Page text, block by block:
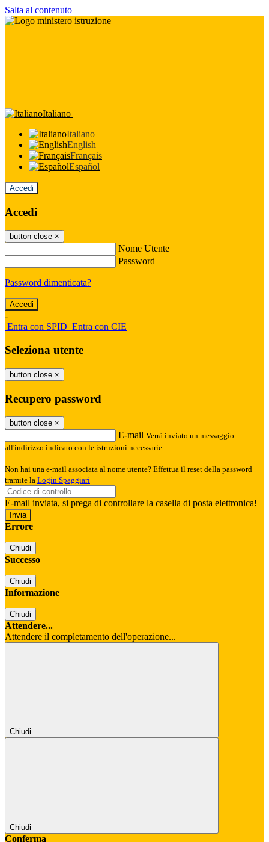
Salta al contenuto
Italiano
Italiano
English
Français
Español
Accedi
Accedi
button close ×
Nome Utente
Password
Password dimenticata?
-
Entra con SPID Entra con CIE
Seleziona utente
button close ×
Recupero password
button close ×
E-mail Verrà inviato un messaggio
all'indirizzo indicato con le istruzioni necessarie.
Non hai una e-mail associata al nome utente? Effettua il reset della password
tramite la Login Spaggiari
E-mail inviata, si prega di controllare la casella di posta elettronica!
Errore
Chiudi
Successo
Chiudi
Informazione
Chiudi
Attendere...
Attendere il completamento dell'operazione...
Chiudi
Chiudi
Conferma